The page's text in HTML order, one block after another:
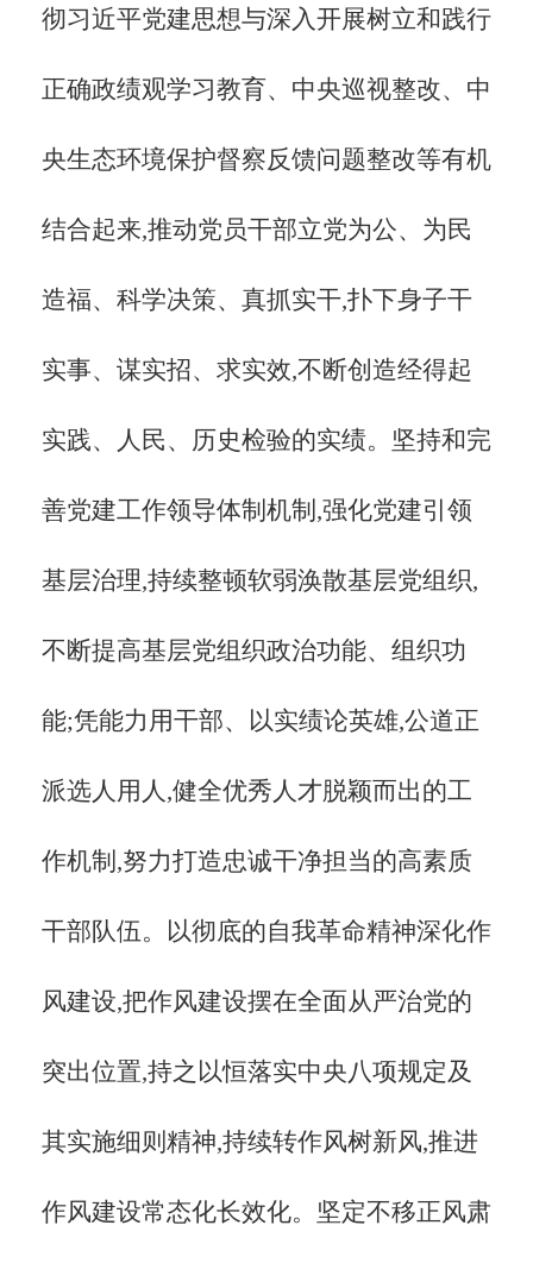
彻习近平党建思想与深入开展树立和践行
正确政绩观学习教育、中央巡视整改、中
央生态环境保护督察反馈问题整改等有机
结合起来,推动党员干部立党为公、为民
造福、科学决策、真抓实干,扑下身子干
实事、谋实招、求实效,不断创造经得起
实践、人民、历史检验的实绩。 坚持和完
善党建工作领导体制机制,强化党建引领
基层治理,持续整顿软弱涣散基层党组织,
不断提高基层党组织政治功能、组织功
能;凭能力用干部、以实绩论英雄,公道正
派选人用人,健全优秀人才脱颖而出的工
作机制,努力打造忠诚干净担当的高素质
干部队伍。以彻底的自我革命精神深化作
风建设,把作风建设摆在全面从严治党的
突出位置,持之以恒落实中央八项规定及
其实施细则精神,持续转作风树新风,推进
作风建设常态化长效化。坚定不移正风肃